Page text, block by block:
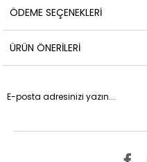
ÖDEME SEÇENEKLERI
ÜRÜN ÖNERILERI